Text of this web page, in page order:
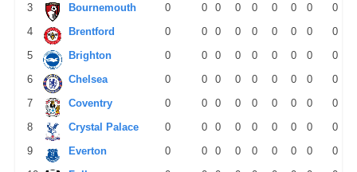
3
Bournemouth 0 0 0 0 0 0 0 0
0
4
Brentford 0 0 0 0 0 0 0 0
0
5
Brighton 0 0 0 0 0 0 0 0
0
6
Chelsea 0 0 0 0 0 0 0 0
0
7
Coventry 0 0 0 0 0 0 0 0
0
8
Crystal Palace 0 0 0 0 0 0 0 0
0
9
Everton 0 0 0 0 0 0 0 0
0